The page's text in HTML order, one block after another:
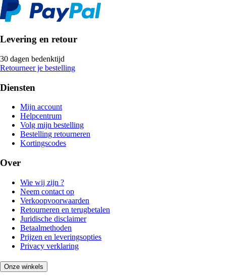
Levering en retour
30 dagen bedenktijd
Retourneer je bestelling
Diensten
Mijn account
Helpcentrum
Volg mijn bestelling
Bestelling retourneren
Kortingscodes
Over
Wie wij zijn ?
Neem contact op
Verkoopvoorwaarden
Retourneren en terugbetalen
Juridische disclaimer
Betaalmethoden
Prijzen en leveringsopties
Privacy verklaring
Onze winkels